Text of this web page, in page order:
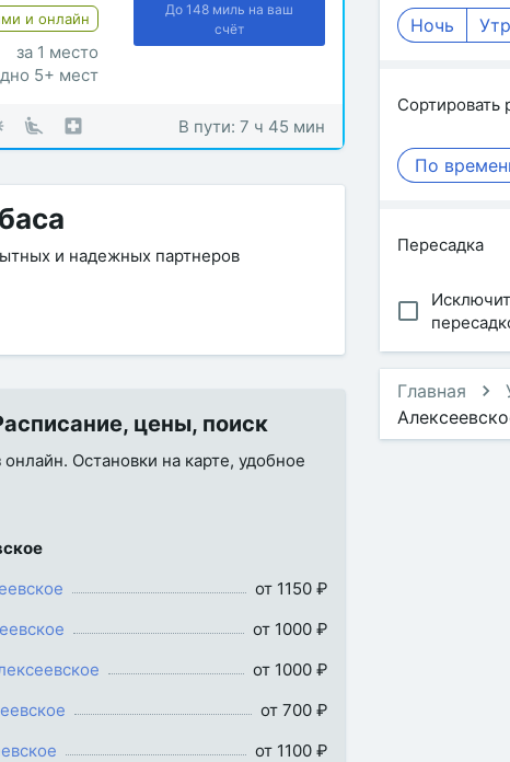
и онлайн
за 1 место
5+ мест
До 148 миль на ваш
счёт
В пути: 7 ч 45 мин
и надежных партнеров
цены, поиск
Остановки на карте, удобное
от 1150 ₽
от 1000 ₽
от 1000 ₽
от 700 ₽
от 1100 ₽
Ночь
Сортировать
По
Пересадка
Главная